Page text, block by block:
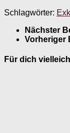
Schlagwörter:
Nächster
Vorheriger
Für dich